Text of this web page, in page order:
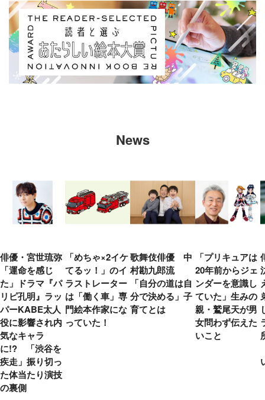
News
俳優・宮世琉弥
「運命を感じ
た」ドラマ『パ
リピ孔明』ラッ
パーKABE太人
役に影響され内
気なキャラ
に!? 「渋谷を
疾走」振り切っ
た体当たり演技
の裏側
「めちゃ×2イケ
てるッ！」のイ
ラストレーター
は「働く車」専
門絵本作家にな
っていた！
歌舞伎俳優 中
村勘九郎流
「自分の道は自
分で決める」子
育てとは
「プリキュアは
20年前からジェ
ンダーを意識し
ていた」生みの
親・鷲尾天が男
女問わず伝えた
いこと